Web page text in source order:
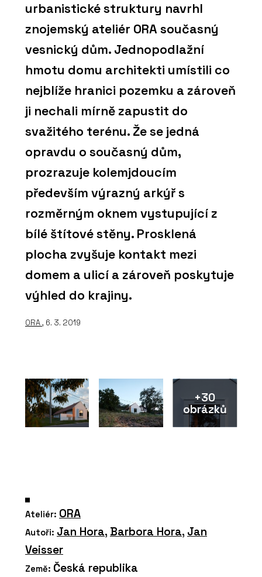
urbanistické struktury navrhl
znojemský ateliér ORA současný
vesnický dům. Jednopodlažní
hmotu domu architekti umístili co
nejblíže hranici pozemku a zároveň
ji nechali mírně zapustit do
svažitého terénu. Že se jedná
opravdu o současný dům,
prozrazuje kolemjdoucím
především výrazný arkýř s
rozměrným oknem vystupující z
bílé štítové stěny. Prosklená
plocha zvyšuje kontakt mezi
domem a ulicí a zároveň poskytuje
výhled do krajiny.
ORA, 6. 3. 2019
+30
obrázků
Ateliér: ORA
Autoři: Jan Hora, Barbora Hora, Jan
Veisser
Země: Česká republika